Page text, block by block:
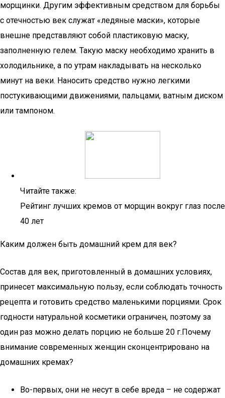
морщинки. Другим эффективным средством для борьбы
с отечностью век служат «ледяные маски», которые
внешне представляют собой пластиковую маску,
заполненную гелем. Такую маску необходимо хранить в
холодильнике, а по утрам накладывать на несколько
минут на веки. Наносить средство нужно легкими
постукивающими движениями, пальцами, ватным диском
или тампоном.
Читайте также:
Рейтинг лучших кремов от морщин вокруг глаз после
40 лет
Каким должен быть домашний крем для век?
Состав для век, приготовленный в домашних условиях,
принесет максимальную пользу, если соблюдать точность
рецепта и готовить средство маленькими порциями. Срок
годности натуральной косметики ограничен, поэтому за
один раз можно делать порцию не больше 20 г.Почему
внимание современных женщин сконцентрировано на
домашних кремах?
Во-первых, они не несут в себе вреда – не содержат